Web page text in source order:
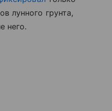
лунного грунта,
него.